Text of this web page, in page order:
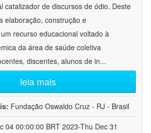
catalizador de discursos de ódio. Deste
elaboração, construção e
recurso educacional voltado à
da área de saúde coletiva
discentes, alunos de in...
leia mais
Fundação Oswaldo Cruz - RJ - Brasil
04 00:00:00 BRT 2023-Thu Dec 31